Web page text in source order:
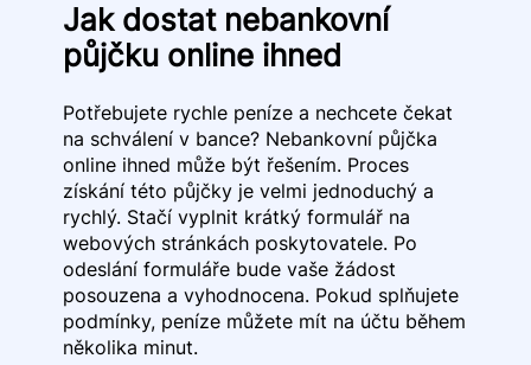
Jak dostat nebankovní
půjčku online ihned
Potřebujete rychle peníze a nechcete čekat
na schválení v bance? Nebankovní půjčka
online ihned může být řešením. Proces
získání této půjčky je velmi jednoduchý a
rychlý. Stačí vyplnit krátký formulář na
webových stránkách poskytovatele. Po
odeslání formuláře bude vaše žádost
posouzena a vyhodnocena. Pokud splňujete
podmínky, peníze můžete mít na účtu během
několika minut.